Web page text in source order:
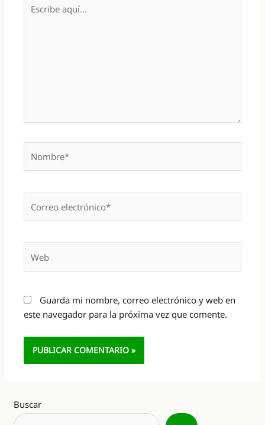
aquí...
electrónico*
Guarda mi nombre, correo electrónico y web en
este navegador para la próxima vez que comente.
Buscar